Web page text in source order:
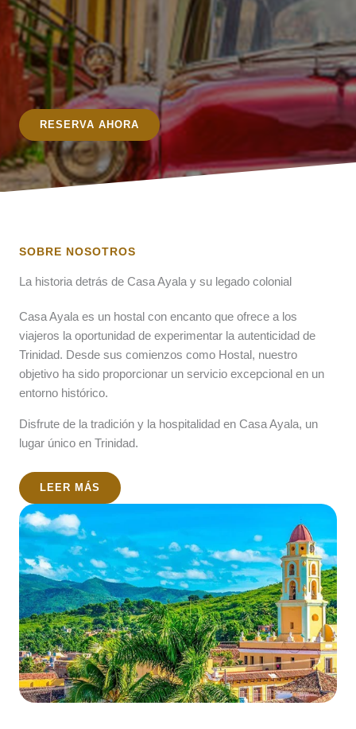
RESERVA AHORA
SOBRE NOSOTROS
La historia detrás de Casa Ayala y su legado colonial
Casa Ayala es un hostal con encanto que ofrece a los
viajeros la oportunidad de experimentar la autenticidad de
Trinidad. Desde sus comienzos como Hostal, nuestro
objetivo ha sido proporcionar un servicio excepcional en un
entorno histórico.
Disfrute de la tradición y la hospitalidad en Casa Ayala, un
lugar único en Trinidad.
LEER MÁS